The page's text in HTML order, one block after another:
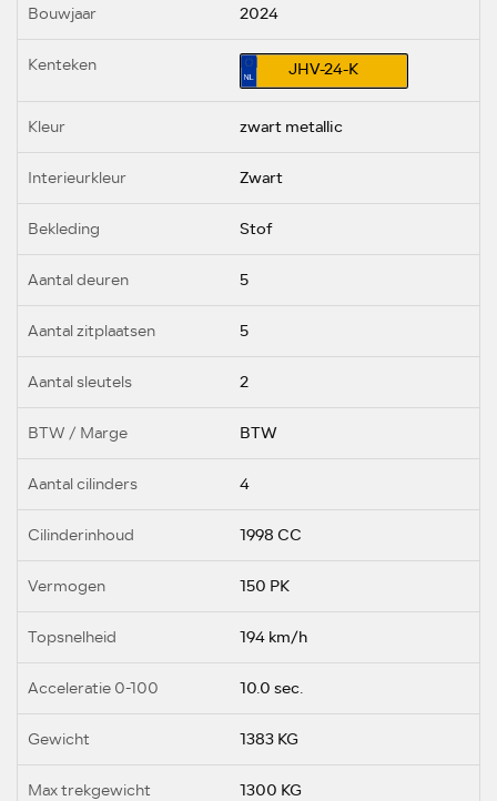
Bouwjaar 2024
Kenteken JHV-24-K
Kleur zwart metallic
Interieurkleur Zwart
Bekleding Stof
Aantal deuren 5
Aantal zitplaatsen 5
Aantal sleutels 2
BTW / Marge BTW
Aantal cilinders 4
Cilinderinhoud 1998 CC
Vermogen 150 PK
Topsnelheid 194 km/h
Acceleratie 0-100 10.0 sec.
Gewicht 1383 KG
Max trekgewicht 1300 KG